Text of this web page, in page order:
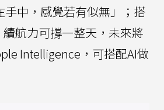
手中，感覺若有似無」；搭
續航力可撐一整天，未來將
Intelligence，可搭配AI做